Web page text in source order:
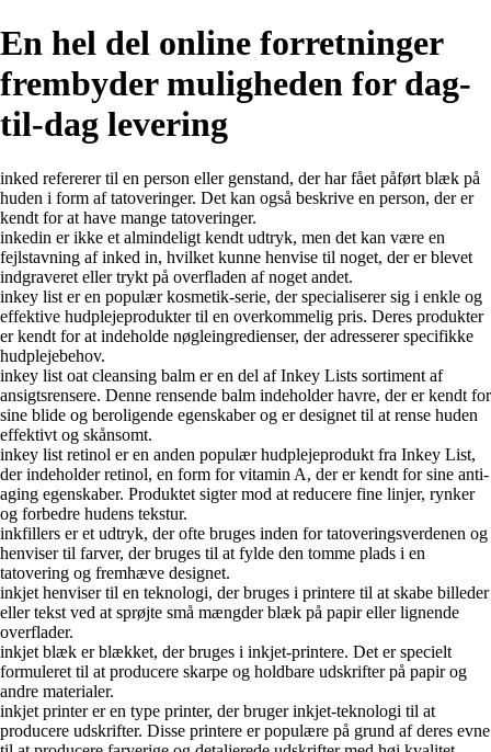
En hel del online forretninger
frembyder muligheden for dag-
til-dag levering
inked refererer til en person eller genstand, der har fået påført blæk på
huden i form af tatoveringer. Det kan også beskrive en person, der er
kendt for at have mange tatoveringer.
inkedin er ikke et almindeligt kendt udtryk, men det kan være en
fejlstavning af inked in, hvilket kunne henvise til noget, der er blevet
indgraveret eller trykt på overfladen af noget andet.
inkey list er en populær kosmetik-serie, der specialiserer sig i enkle og
effektive hudplejeprodukter til en overkommelig pris. Deres produkter
er kendt for at indeholde nøgleingredienser, der adresserer specifikke
hudplejebehov.
inkey list oat cleansing balm er en del af Inkey Lists sortiment af
ansigtsrensere. Denne rensende balm indeholder havre, der er kendt for
sine blide og beroligende egenskaber og er designet til at rense huden
effektivt og skånsomt.
inkey list retinol er en anden populær hudplejeprodukt fra Inkey List,
der indeholder retinol, en form for vitamin A, der er kendt for sine anti-
aging egenskaber. Produktet sigter mod at reducere fine linjer, rynker
og forbedre hudens tekstur.
inkfillers er et udtryk, der ofte bruges inden for tatoveringsverdenen og
henviser til farver, der bruges til at fylde den tomme plads i en
tatovering og fremhæve designet.
inkjet henviser til en teknologi, der bruges i printere til at skabe billeder
eller tekst ved at sprøjte små mængder blæk på papir eller lignende
overflader.
inkjet blæk er blækket, der bruges i inkjet-printere. Det er specielt
formuleret til at producere skarpe og holdbare udskrifter på papir og
andre materialer.
inkjet printer er en type printer, der bruger inkjet-teknologi til at
producere udskrifter. Disse printere er populære på grund af deres evne